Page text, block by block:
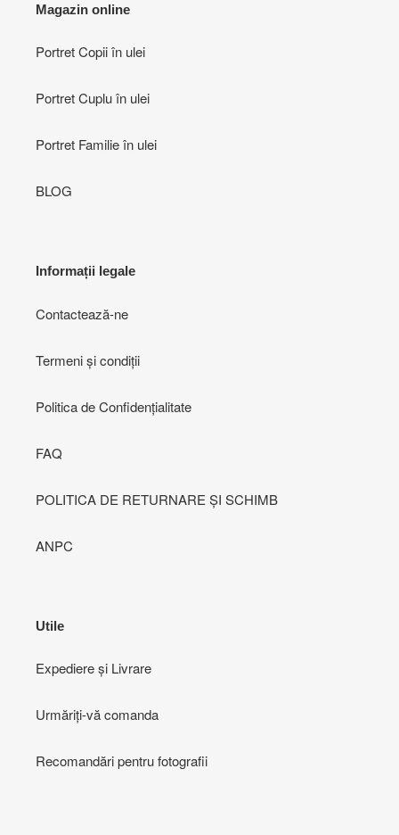
Magazin online
Portret Copii în ulei
Portret Cuplu în ulei
Portret Familie în ulei
BLOG
Informații legale
Contactează-ne
Termeni și condiții
Politica de Confidențialitate
FAQ
POLITICA DE RETURNARE ȘI SCHIMB
ANPC
Utile
Expediere și Livrare
Urmăriți-vă comanda
Recomandări pentru fotografii